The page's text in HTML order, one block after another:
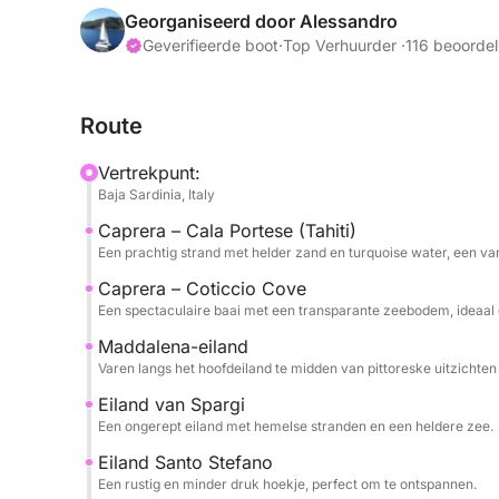
De zeiltocht begint richting Caprera, een van de
beroemd om zijn ongerepte stranden en
De tour gaat verder naar La Maddalena en het
verschillende stops gepland om te zwemmen en
zon en de turquoise zee. In de middag keren we
langs elegante en schilderachtige kuststroken tot
Capra en het eiland Santo Stefano, perfect voor
Een complete ervaring die de mooiste wateren
van de Costa Smeralda, ideaal voor wie een
Georganiseerd door Alessandro
Geverifieerde boot·Top Verhuurder ·116
Route
Vertrekpunt:
Baja Sardinia, Italy
Caprera – Cala Portese (Tahiti)
Een prachtig strand met helder zand en turquoise water, een
Caprera – Coticcio Cove
Een spectaculaire baai met een transparante zeebodem,
Maddalena-eiland
Varen langs het hoofdeiland te midden van pittoreske
Eiland van Spargi
Een ongerept eiland met hemelse stranden en een heldere zee.
Eiland Santo Stefano
Een rustig en minder druk hoekje, perfect om te ontspannen.